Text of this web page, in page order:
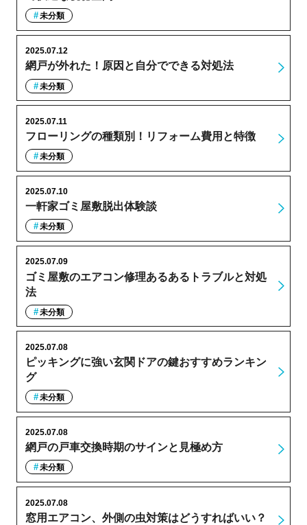
未分類
網戸が外れた！原因と自分でできる対処法
2025.07.12
未分類
フローリングの種類別！リフォーム費用と特徴
2025.07.11
未分類
一軒家ゴミ屋敷脱出体験談
2025.07.10
未分類
ゴミ屋敷のエアコン修理あるあるトラブルと対処
法
2025.07.09
未分類
ピッキングに強い玄関ドアの鍵おすすめランキン
グ
2025.07.08
未分類
網戸の戸車交換時期のサインと見極め方
2025.07.08
未分類
窓用エアコン、外側の虫対策はどうすればいい？
2025.07.08